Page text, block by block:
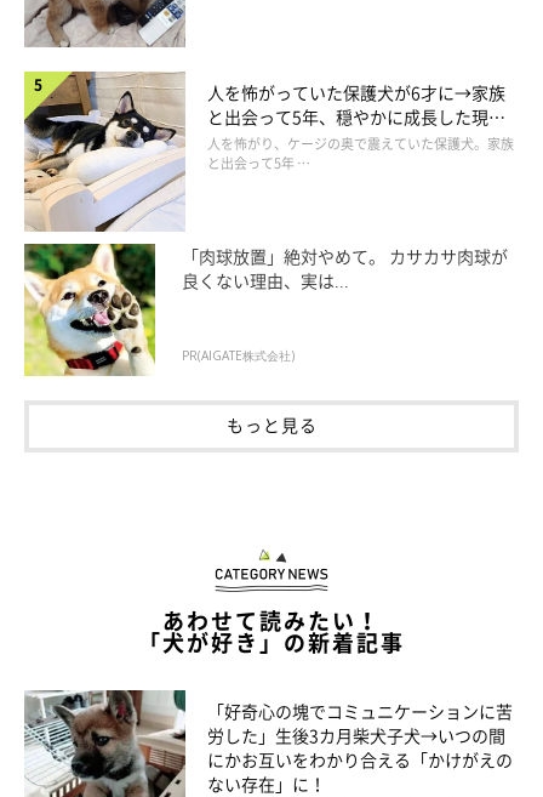
この投稿をInstagramで見る
柴犬ラテ(@lovelylatte1228)がシェアした投稿
人を怖がっていた保護犬が6才に→家族
と出会って5年、穏やかに成長した現在
の姿にグッとくる
人を怖がり、ケージの奥で震えていた保護犬。家族
と出会って5年 …
「肉球放置」絶対やめて。 カサカサ肉球が
良くない理由、実は...
PR(AIGATE株式会社)
もっと見る
あわせて読みたい！
「犬が好き」の新着記事
「好奇心の塊でコミュニケーションに苦
労した」生後3カ月柴犬子犬→いつの間
にかお互いをわかり合える「かけがえの
ない存在」に！